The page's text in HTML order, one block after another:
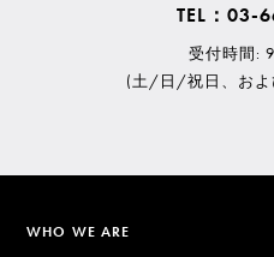
TEL：03-
受付時間:
(土/日/祝日、およ
WHO WE ARE